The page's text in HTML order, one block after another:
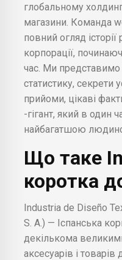
глобальному
магазини. Команда
повний огляд
корпорації,
час. Ми
статистику, секрети
прийоми, цікаві
-гігант, який в один
найбагатшою
Що таке
коротка
Industria de Diseño
S. A.) — Іспанська
декількома
аксесуарів і